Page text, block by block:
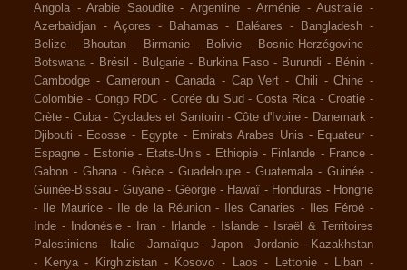
Angola -Arabie Saoudite -Argentine -Arménie -Australie -
Azerbaïdjan - Açores - Bahamas - Baléares - Bangladesh -
Belize - Bhoutan - Birmanie - Bolivie - Bosnie-Herzégovine -
Botswana - Brésil - Bulgarie - Burkina Faso - Burundi - Bénin -
Cambodge - Cameroun - Canada - Cap Vert - Chili -Chine -
Colombie - Congo RDC - Corée du Sud -Costa Rica -Croatie -
Crète - Cuba - Cyclades et Santorin -Côte d'Ivoire - Danemark -
Djibouti - Ecosse - Egypte - Emirats Arabes Unis - Equateur -
Espagne - Estonie - Etats-Unis - Ethiopie - Finlande - France -
Gabon - Ghana - Grèce - Guadeloupe - Guatemala - Guinée -
Guinée-Bissau - Guyane - Géorgie - Hawaï - Honduras - Hongrie
-
Ile Maurice - Ile de la Réunion - Iles Canaries - Iles Féroé -
Inde - Indonésie - Iran - Irlande - Islande -
Israël & Territoires
Palestiniens - Italie - Jamaïque - Japon - Jordanie - Kazakhstan
-
Kenya - Kirghizistan - Kosovo - Laos - Lettonie - Liban -